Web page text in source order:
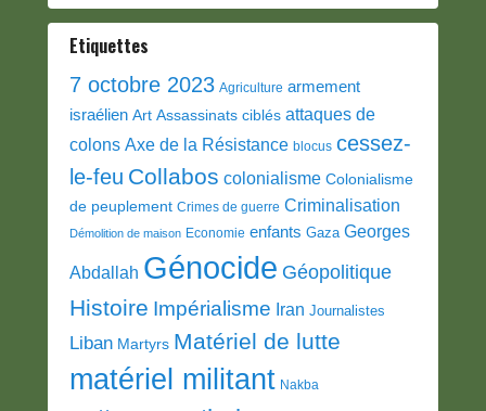
Etiquettes
7 octobre 2023 Agriculture armement
israélien Art Assassinats ciblés attaques de
colons Axe de la Résistance blocus cessez-
le-feu Collabos colonialisme Colonialisme
de peuplement Crimes de guerre Criminalisation
Démolition de maison Economie enfants Gaza Georges
Abdallah Génocide Géopolitique
Histoire Impérialisme Iran Journalistes
Liban Martyrs Matériel de lutte
matériel militant Nakba